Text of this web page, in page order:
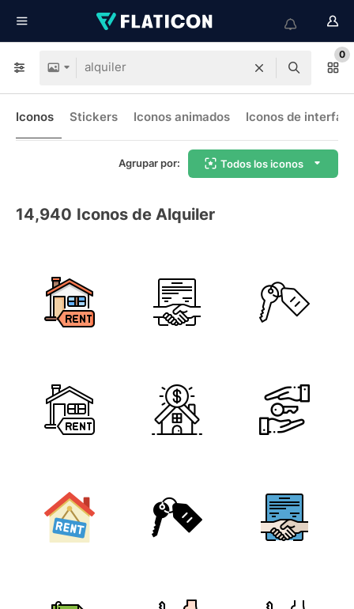
0
Iconos Stickers Iconos animados Iconos de interfaz
Agrupar por: Todos los iconos
14,940 Iconos de Alquiler